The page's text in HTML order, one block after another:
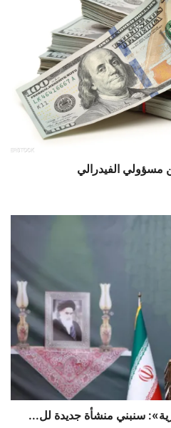
مسؤولي الفيدرالي
سنبني منشأة جديدة لل...